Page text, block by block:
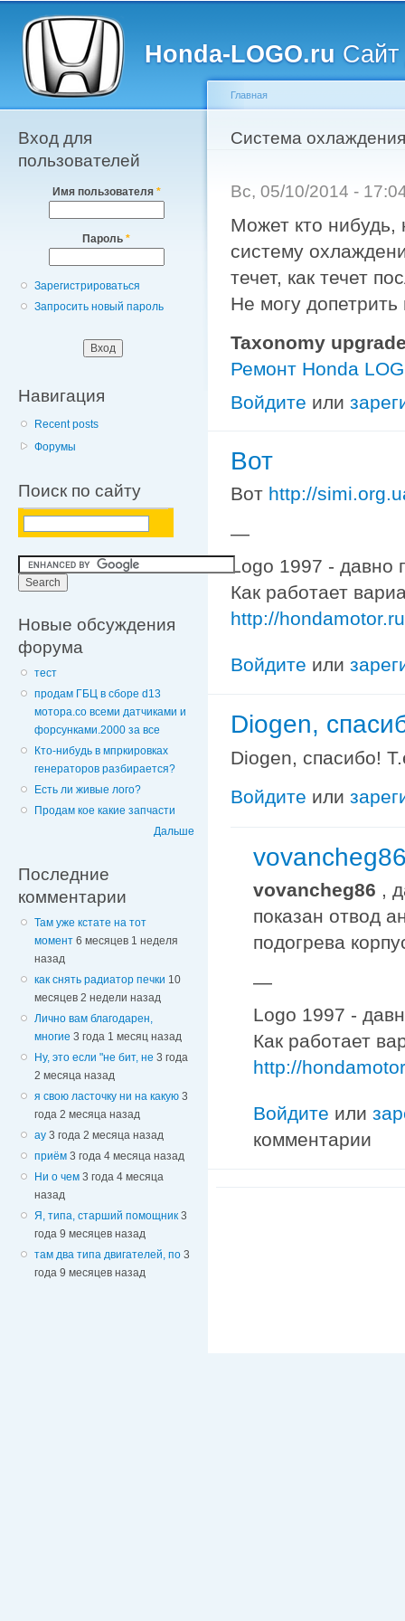
Honda-LOGO.ru Сайт
Главное меню
Вход для
пользователей
Имя пользователя *
Пароль *
Зарегистрироваться
Запросить новый пароль
Навигация
Recent posts
Форумы
Поиск по сайту
Новые обсуждения
форума
тест
продам ГБЦ в сборе d13
мотора.со всеми датчиками и
форсунками.2000 за все
Кто-нибудь в мпркировках
генераторов разбирается?
Есть ли живые лого?
Продам кое какие запчасти
Дальше
Последние
комментарии
Там уже кстате на тот
момент 6 месяцев 1 неделя
назад
как снять радиатор печки 10
месяцев 2 недели назад
Лично вам благодарен,
многие 3 года 1 месяц назад
Ну, это если "не бит, не 3 года
2 месяца назад
я свою ласточку ни на какую 3
года 2 месяца назад
ау 3 года 2 месяца назад
приём 3 года 4 месяца назад
Ни о чем 3 года 4 месяца
назад
Я, типа, старший помощник 3
года 9 месяцев назад
там два типа двигателей, по 3
года 9 месяцев назад
Вы здесь
Главная
Система охлаждения
Вс, 05/10/2014 -
Может кто нибудь,
систему
течет, как течет
Не могу допетрить
Taxonomy
Ремонт Honda
Войдите или
Вот
Вот http://
—
Logo 1997 - давно
Как работает
http://
Войдите или
Diogen,
Diogen, спасибо!
Войдите или
vovancheg86 ,
показан отвод
подогрева
—
Logo 1997 -
Как работает
http://
Войдите или
комментарии